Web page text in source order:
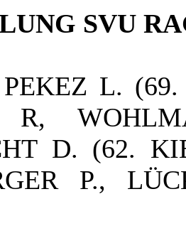
SVU
L.
R,
D. (62.
P.,